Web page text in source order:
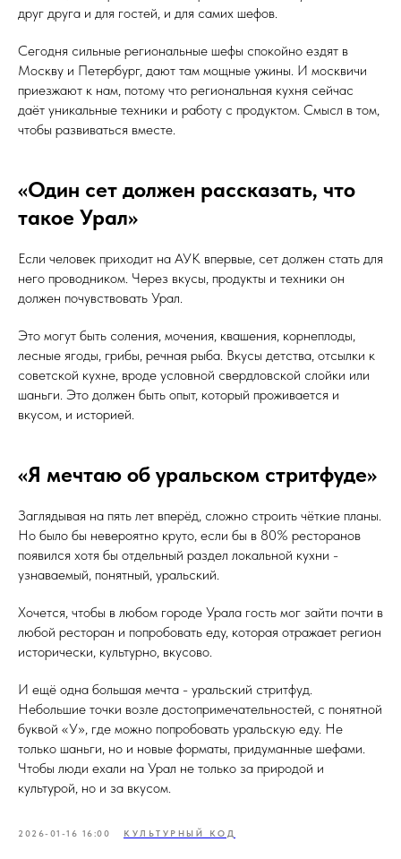
друг друга и для гостей, и для самих шефов.
Сегодня сильные региональные шефы спокойно ездят в
Москву и Петербург, дают там мощные ужины. И москвичи
приезжают к нам, потому что региональная кухня сейчас
даёт уникальные техники и работу с продуктом. Смысл в том,
чтобы развиваться вместе.
«Один сет должен рассказать, что
такое Урал»
Если человек приходит на АУК впервые, сет должен стать для
него проводником. Через вкусы, продукты и техники он
должен почувствовать Урал.
Это могут быть соления, мочения, квашения, корнеплоды,
лесные ягоды, грибы, речная рыба. Вкусы детства, отсылки к
советской кухне, вроде условной свердловской слойки или
шаньги. Это должен быть опыт, который проживается и
вкусом, и историей.
«Я мечтаю об уральском стритфуде»
Заглядывая на пять лет вперёд, сложно строить чёткие планы.
Но было бы невероятно круто, если бы в 80% ресторанов
появился хотя бы отдельный раздел локальной кухни -
узнаваемый, понятный, уральский.
Хочется, чтобы в любом городе Урала гость мог зайти почти в
любой ресторан и попробовать еду, которая отражает регион
исторически, культурно, вкусово.
И ещё одна большая мечта - уральский стритфуд.
Небольшие точки возле достопримечательностей, с понятной
буквой «У», где можно попробовать уральскую еду. Не
только шаньги, но и новые форматы, придуманные шефами.
Чтобы люди ехали на Урал не только за природой и
культурой, но и за вкусом.
2026-01-16 16:00 КУЛЬТУРНЫЙ КОД